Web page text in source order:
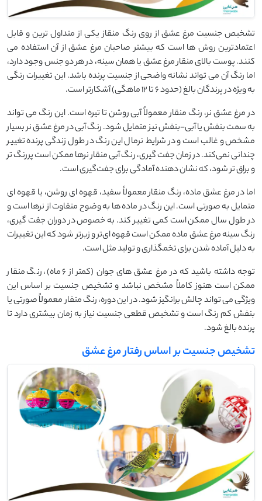
تشخیص جنسیت مرغ عشق از روی رنگ منقاز یکی از متداول ‌ترین و قابل
اعتمادترین روش‌ ها است که بیشتر صاحبان مرغ عشق از آن استفاده می
‌کنند. پوست بالای منقار مرغ عشق یا همان سینه، در هر دو جنس وجود دارد،
اما رنگ آن می ‌تواند نشانه واضحی از جنسیت پرنده باشد. این تغییرات رنگی
به ویژه در پرندگان بالغ (حدود 6 تا 12 ماهگی) آشکارتر است.
در مرغ عشق نر، رنگ منقار معمولاً آبی روشن تا تیره است. این رنگ می‌ تواند
به سمت بنفش یا آبی-بنفش نیز متمایل شود. رنگ آبی در مرغ عشق نر بسیار
مشخص و غالب است و در شرایط نرمال این رنگ در طول زندگی پرنده تغییر
چندانی نمی‌کند. در زمان جفت‌ گیری، رنگ آبی منقار نرها ممکن است پررنگ ‌تر
و براق ‌تر شود، که نشان ‌دهنده آمادگی برای جفت‌گیری است.
اما در مرغ عشق ماده، رنگ منقار معمولاً سفید، قهوه ‌ای روشن، یا قهوه ‌ای
متمایل به صورتی است. این رنگ در ماده‌ ها به وضوح متفاوت از نرها است و
در طول سال ممکن است کمی تغییر کند. به خصوص در دوران جفت ‌گیری،
رنگ سینه مرغ عشق ماده ممکن است قهوه ‌ای‌تر و زبرتر شود که این تغییرات
به دلیل آماده شدن برای تخمگذاری و تولید مثل است.
توجه داشته باشید که در مرغ عشق ‌های جوان (کمتر از 6 ماه)، رنگ منقار
ممکن است هنوز کاملاً مشخص نباشد و تشخیص جنسیت بر اساس این
ویژگی می ‌تواند چالش ‌برانگیز شود. در این دوره، رنگ منقار معمولاً صورتی یا
بنفش کم ‌رنگ است و تشخیص قطعی جنسیت نیاز به زمان بیشتری دارد تا
پرنده بالغ شود.
تشخیص جنسیت بر اساس رفتار مرغ عشق